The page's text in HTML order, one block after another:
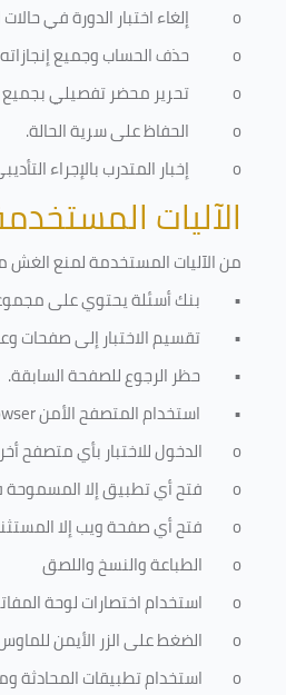
o
إلغاء اختبار الدورة في
o
حذف الحساب وجميع
o
تحرير محضر تفصيلي بجميع
o
الحفاظ على سرية الحالة.
o
إخبار المتدرب بالإجراء
الآليات
من الآليات المستخدمة لمنع الغش
• بنك أسئلة يحتوي على
• تقسيم الاختبار إلى
• حظر الرجوع للصفحة السابقة.
• استخدام المتصفح الأمن
o
الدخول للاختبار بأي متصفح أخر
o
فتح أي تطبيق إلا
o
فتح أي صفحة ويب إلا
o
الطباعة والنسخ واللصق
o
استخدام اختصارات لوحة
o
الضغط على الزر الأيمن
o
استخدام تطبيقات المحادثة